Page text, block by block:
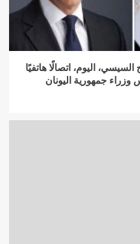
اليوم، اتصالًا هاتفيًا
جمهورية اليونان